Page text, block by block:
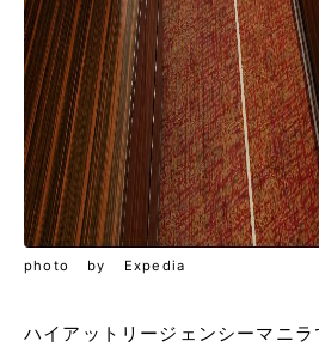
photo by Expedia
ハイアットリージェンシーマニ